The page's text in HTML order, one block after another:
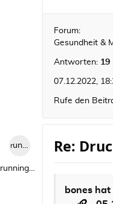
Forum:
Gesundheit &
Antworten: 19
07.12.2022,
Rufe den
runningwild1
runningwild1
Re:
bones hat